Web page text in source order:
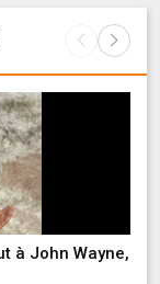
à John Wayne,